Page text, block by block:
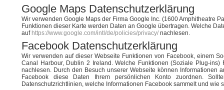
Google Maps Datenschutzerklärung
Wir verwenden Google Maps der Firma Google Inc. (1600 Amphitheatre
Funktionen dieser Karte werden Daten an Google übertragen. Welche
auf https://www.google.com/intl/de/policies/privacy/ nachlesen.
Facebook Datenschutzerklärung
Wir verwenden auf dieser Webseite Funktionen von Facebook, einem
Canal Harbour, Dublin 2 Ireland. Welche Funktionen (Soziale Plug-
nachlesen. Durch den Besuch unserer Webseite können Informationen
Facebook diese Daten Ihrem persönlichen Konto zuordnen.
Datenschutzrichtlinien, welche Informationen Facebook sammelt und